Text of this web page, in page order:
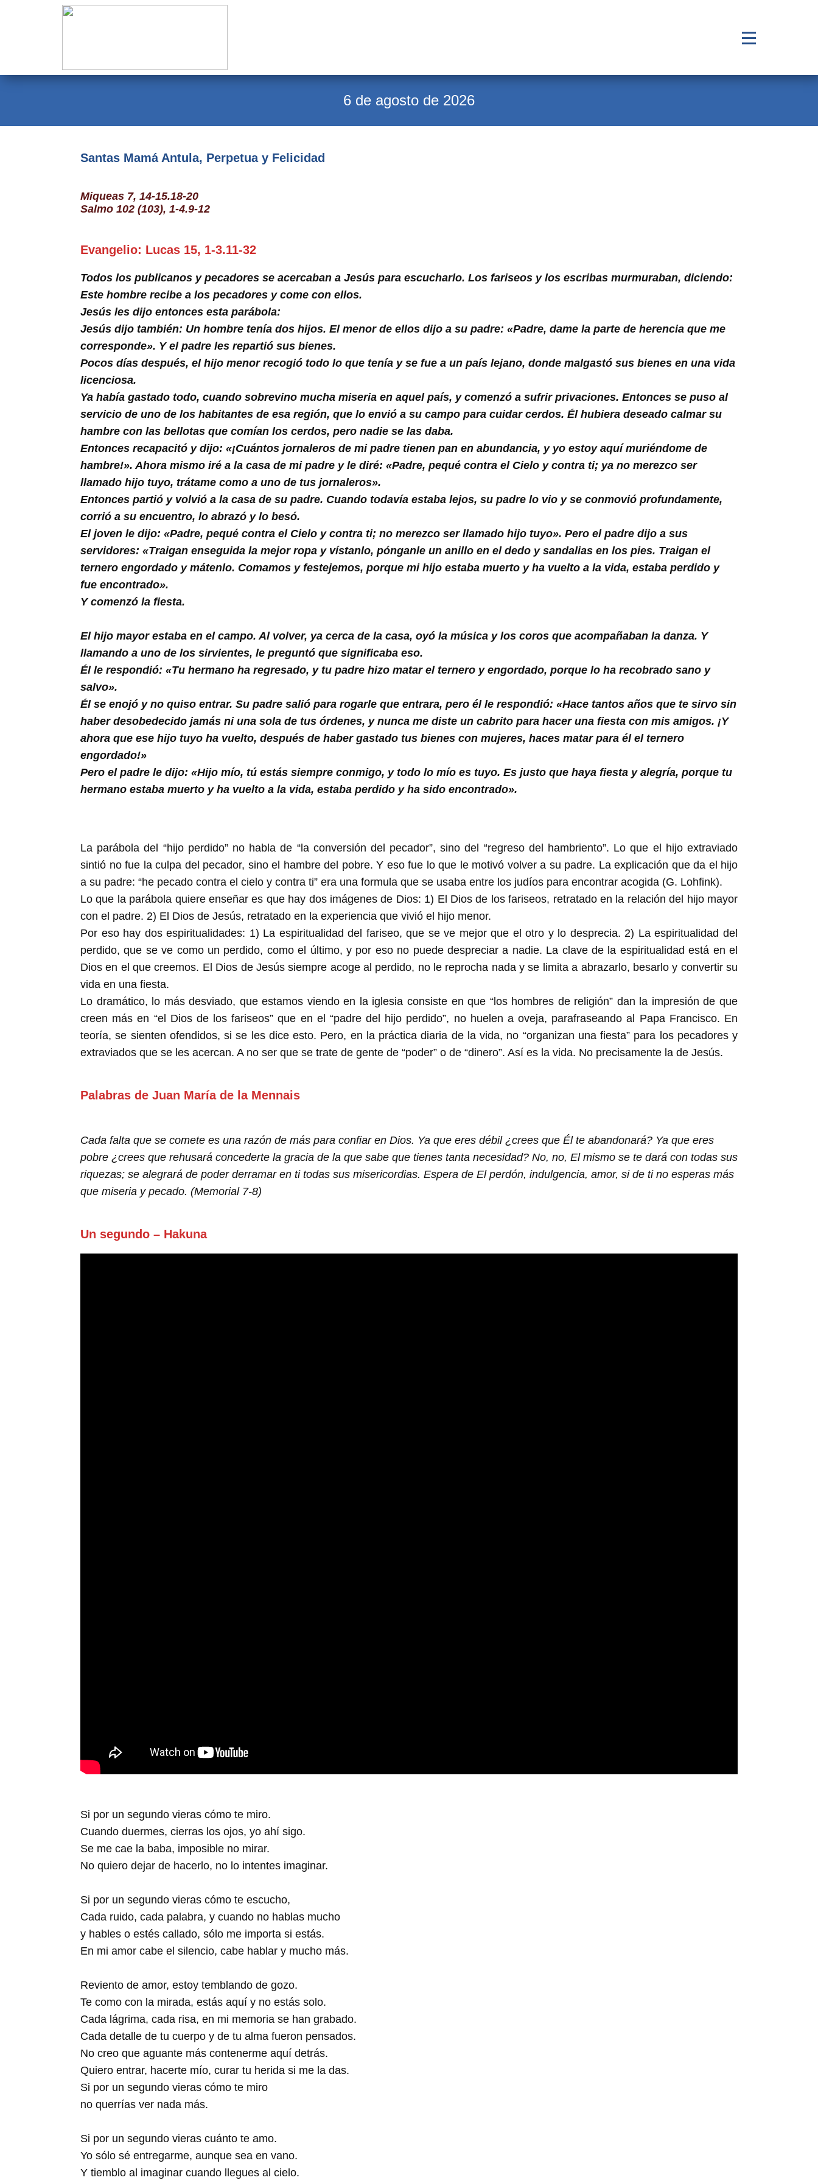
Calendario
Novena
Pastoral Vocacional
6 de agosto de 2026
Santas Mamá Antula, Perpetua y Felicidad
Miqueas 7, 14-15.18-20
Salmo 102 (103), 1-4.9-12
Evangelio: Lucas 15, 1-3.11-32
Todos los publicanos y pecadores se acercaban a Jesús para escucharlo. Los fariseos y los escribas murmuraban, diciendo:
Este hombre recibe a los pecadores y come con ellos.
Jesús les dijo entonces esta parábola:
Jesús dijo también: Un hombre tenía dos hijos. El menor de ellos dijo a su padre: «Padre, dame la parte de herencia que me
corresponde». Y el padre les repartió sus bienes.
Pocos días después, el hijo menor recogió todo lo que tenía y se fue a un país lejano, donde malgastó sus bienes en una vida
licenciosa.
Ya había gastado todo, cuando sobrevino mucha miseria en aquel país, y comenzó a sufrir privaciones. Entonces se puso al
servicio de uno de los habitantes de esa región, que lo envió a su campo para cuidar cerdos. Él hubiera deseado calmar su
hambre con las bellotas que comían los cerdos, pero nadie se las daba.
Entonces recapacitó y dijo: «¡Cuántos jornaleros de mi padre tienen pan en abundancia, y yo estoy aquí muriéndome de
hambre!». Ahora mismo iré a la casa de mi padre y le diré: «Padre, pequé contra el Cielo y contra ti; ya no merezco ser
llamado hijo tuyo, trátame como a uno de tus jornaleros».
Entonces partió y volvió a la casa de su padre. Cuando todavía estaba lejos, su padre lo vio y se conmovió profundamente,
corrió a su encuentro, lo abrazó y lo besó.
El joven le dijo: «Padre, pequé contra el Cielo y contra ti; no merezco ser llamado hijo tuyo». Pero el padre dijo a sus
servidores: «Traigan enseguida la mejor ropa y vístanlo, pónganle un anillo en el dedo y sandalias en los pies. Traigan el
ternero engordado y mátenlo. Comamos y festejemos, porque mi hijo estaba muerto y ha vuelto a la vida, estaba perdido y
fue encontrado».
Y comenzó la fiesta.
El hijo mayor estaba en el campo. Al volver, ya cerca de la casa, oyó la música y los coros que acompañaban la danza. Y
llamando a uno de los sirvientes, le preguntó que significaba eso.
Él le respondió: «Tu hermano ha regresado, y tu padre hizo matar el ternero y engordado, porque lo ha recobrado sano y
salvo».
Él se enojó y no quiso entrar. Su padre salió para rogarle que entrara, pero él le respondió: «Hace tantos años que te sirvo sin
haber desobedecido jamás ni una sola de tus órdenes, y nunca me diste un cabrito para hacer una fiesta con mis amigos. ¡Y
ahora que ese hijo tuyo ha vuelto, después de haber gastado tus bienes con mujeres, haces matar para él el ternero
engordado!»
Pero el padre le dijo: «Hijo mío, tú estás siempre conmigo, y todo lo mío es tuyo. Es justo que haya fiesta y alegría, porque tu
hermano estaba muerto y ha vuelto a la vida, estaba perdido y ha sido encontrado».
La parábola del “hijo perdido” no habla de “la conversión del pecador”, sino del “regreso del hambriento”. Lo que el hijo extraviado
sintió no fue la culpa del pecador, sino el hambre del pobre. Y eso fue lo que le motivó volver a su padre. La explicación que da el hijo
a su padre: “he pecado contra el cielo y contra ti” era una formula que se usaba entre los judíos para encontrar acogida (G. Lohfink).
Lo que la parábola quiere enseñar es que hay dos imágenes de Dios: 1) El Dios de los fariseos, retratado en la relación del hijo mayor
con el padre. 2) El Dios de Jesús, retratado en la experiencia que vivió el hijo menor.
Por eso hay dos espiritualidades: 1) La espiritualidad del fariseo, que se ve mejor que el otro y lo desprecia. 2) La espiritualidad del
perdido, que se ve como un perdido, como el último, y por eso no puede despreciar a nadie. La clave de la espiritualidad está en el
Dios en el que creemos. El Dios de Jesús siempre acoge al perdido, no le reprocha nada y se limita a abrazarlo, besarlo y convertir su
vida en una fiesta.
Lo dramático, lo más desviado, que estamos viendo en la iglesia consiste en que “los hombres de religión” dan la impresión de que
creen más en “el Dios de los fariseos” que en el “padre del hijo perdido”, no huelen a oveja, parafraseando al Papa Francisco. En
teoría, se sienten ofendidos, si se les dice esto. Pero, en la práctica diaria de la vida, no “organizan una fiesta” para los pecadores y
extraviados que se les acercan. A no ser que se trate de gente de “poder” o de “dinero”. Así es la vida. No precisamente la de Jesús.
Palabras de Juan María de la Mennais
Cada falta que se comete es una razón de más para confiar en Dios. Ya que eres débil ¿crees que Él te abandonará? Ya que eres
pobre ¿crees que rehusará concederte la gracia de la que sabe que tienes tanta necesidad? No, no, El mismo se te dará con todas sus
riquezas; se alegrará de poder derramar en ti todas sus misericordias. Espera de El perdón, indulgencia, amor, si de ti no esperas más
que miseria y pecado. (Memorial 7-8)
Un segundo – Hakuna
Si por un segundo vieras cómo te miro.
Cuando duermes, cierras los ojos, yo ahí sigo.
Se me cae la baba, imposible no mirar.
No quiero dejar de hacerlo, no lo intentes imaginar.
Si por un segundo vieras cómo te escucho,
Cada ruido, cada palabra, y cuando no hablas mucho
y hables o estés callado, sólo me importa si estás.
En mi amor cabe el silencio, cabe hablar y mucho más.
Reviento de amor, estoy temblando de gozo.
Te como con la mirada, estás aquí y no estás solo.
Cada lágrima, cada risa, en mi memoria se han grabado.
Cada detalle de tu cuerpo y de tu alma fueron pensados.
No creo que aguante más contenerme aquí detrás.
Quiero entrar, hacerte mío, curar tu herida si me la das.
Si por un segundo vieras cómo te miro
no querrías ver nada más.
Si por un segundo vieras cuánto te amo.
Yo sólo sé entregarme, aunque sea en vano.
Y tiemblo al imaginar cuando llegues al cielo.